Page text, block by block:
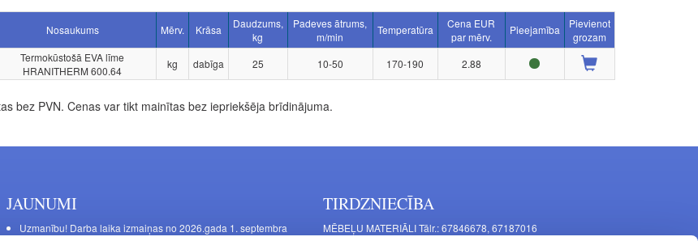
Nosaukums Mērv. Krāsa
Daudzums,
kg
Padeves ātrums,
m/min
Temperatūra
Cena EUR
par mērv.
Pieejamība
Pievienot
grozam
Termokūstošā EVA līme
HRANITHERM 600.64
kg dabīga 25 10-50 170-190 2.88
bez PVN. Cenas var tikt mainītas bez iepriekšēja brīdinājuma.
JAUNUMI
Uzmanību! Darba laika izmaiņas no 2026.gada 1. septembra
TIRDZNIECĪBA
MĒBEĻU MATERIĀLI Tālr.: 67846678, 67187016